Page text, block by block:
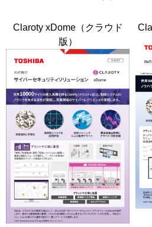
Claroty xDome（クラウド
版）